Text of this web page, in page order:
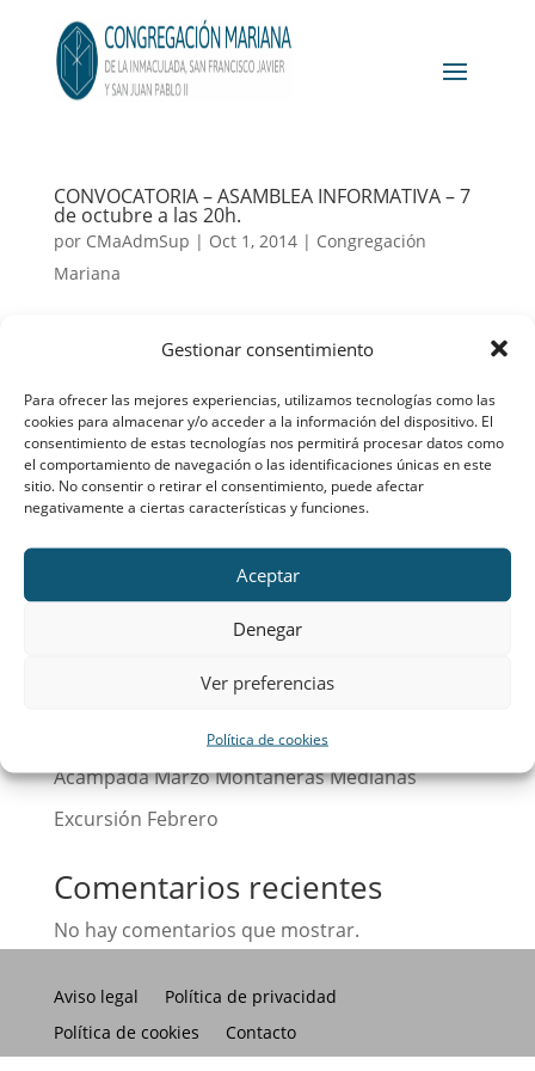
Gestionar consentimiento
Para ofrecer las mejores experiencias, utilizamos tecnologías como las
cookies para almacenar y/o acceder a la información del dispositivo. El
consentimiento de estas tecnologías nos permitirá procesar datos como
el comportamiento de navegación o las identificaciones únicas en este
sitio. No consentir o retirar el consentimiento, puede afectar
negativamente a ciertas características y funciones.
Aceptar
Denegar
Ver preferencias
Política de cookies
CONVOCATORIA – ASAMBLEA INFORMATIVA – 7
de octubre a las 20h.
por CMaAdmSup | Oct 1, 2014| Congregación
Mariana
porCMaAdmSup |Oct 1, 2013|Congregación
Mariana
Entradas recientes
Excursión Abril Montañeras Medianas
Acampada Marzo Montañeras Medianas
Excursión Febrero
Comentarios recientes
No hay comentarios que mostrar.
Aviso legal
Política de privacidad
Política de cookies
Contacto